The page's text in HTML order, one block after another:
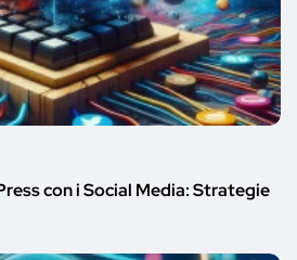
con i Social Media: Strategie